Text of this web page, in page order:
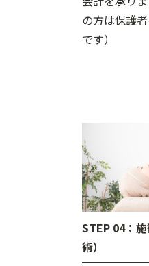
の方は保護
です）
STEP 04：
術）